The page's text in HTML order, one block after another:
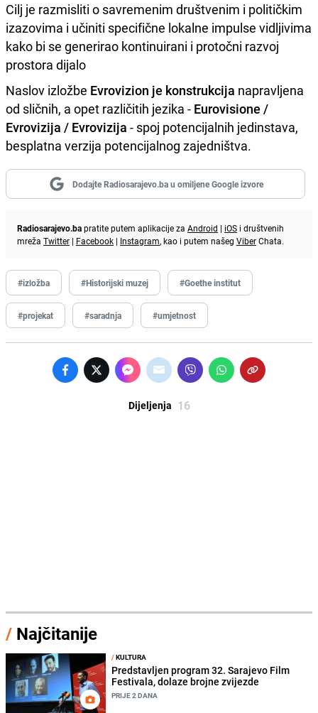
Cilj je razmisliti o savremenim društvenim i političkim
izazovima i učiniti specifične lokalne impulse vidljivima
kako bi se generirao kontinuirani i protočni razvoj
prostora dijalo
Naslov izložbe Evrovizion je konstrukcija napravljena
od sličnih, a opet različitih jezika - Eurovisione /
Evrovizija / Evrovizija - spoj potencijalnih jedinstava,
besplatna verzija potencijalnog zajedništva.
Dodajte Radiosarajevo.ba u omiljene Google izvore
Radiosarajevo.bapratite putem aplikacije za Android | iOS i društvenih
mreža Twitter | Facebook | Instagram, kao i putem našeg ViberChata.
#izložba #Historijski muzej #Goethe institut
#projekat #saradnja #umjetnost
Dijeljenja 16
/ Najčitanije
/KULTURA
Predstavljen program 32. Sarajevo Film
Festivala, dolaze brojne zvijezde
PRIJE 2 DANA